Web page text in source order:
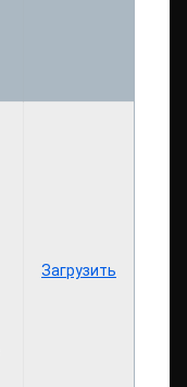
Загрузить